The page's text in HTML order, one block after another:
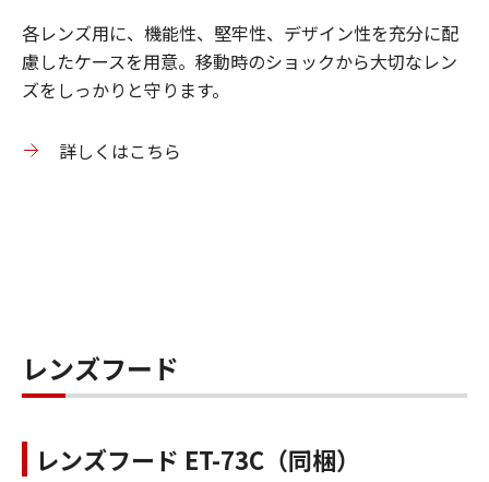
各レンズ用に、機能性、堅牢性、デザイン性を充分に配
慮したケースを用意。移動時のショックから大切なレン
ズをしっかりと守ります。
詳しくはこちら
レンズフード
レンズフード ET-73C（同梱）